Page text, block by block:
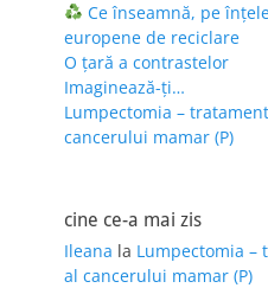
Ce înseamnă, pe
europene de reciclare
O țară a contrastelor
Imaginează-ți…
Lumpectomia –
cancerului mamar (P)
cine ce-a mai zis
Ileana la Lumpectomia –
al cancerului mamar (P)